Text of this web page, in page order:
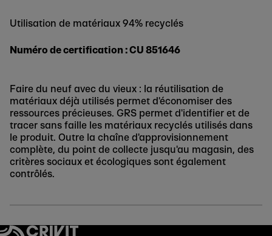
Utilisation de matériaux 94% recyclés
Numéro de certification : CU 851646
Faire du neuf avec du vieux : la réutilisation de
matériaux déjà utilisés permet d'économiser des
ressources précieuses. GRS permet d'identifier et de
tracer sans faille les matériaux recyclés utilisés dans
le produit. Outre la chaîne d'approvisionnement
complète, du point de collecte jusqu'au magasin, des
critères sociaux et écologiques sont également
contrôlés.